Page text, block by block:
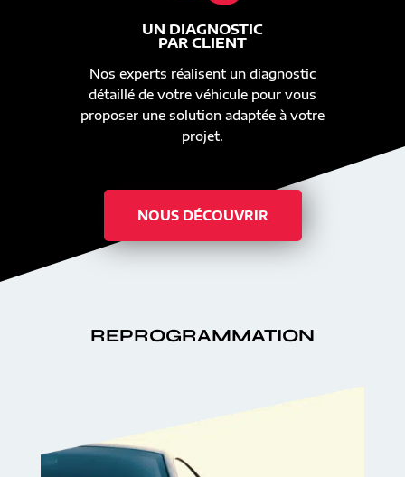
UN DIAGNOSTIC
PAR CLIENT
Nos experts réalisent un diagnostic
détaillé de votre véhicule pour vous
proposer une solution adaptée à votre
projet.
NOUS DÉCOUVRIR
REPROGRAMMATION